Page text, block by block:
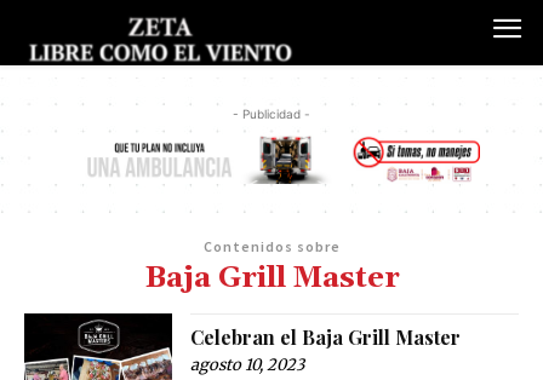
- Publicidad -
Contenidos sobre
Baja Grill Master
Celebran el Baja Grill Master
agosto 10, 2023